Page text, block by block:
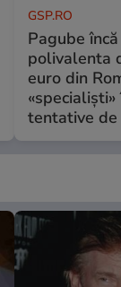
GSP.RO
Pagube
polivalenta
euro din
tentative de